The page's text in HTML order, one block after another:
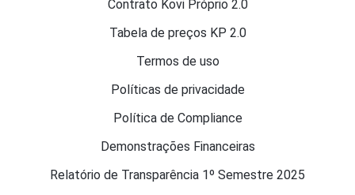
Contrato Kovi Próprio 2.0
Tabela de preços KP 2.0
Termos de uso
Políticas de privacidade
Política de Compliance
Demonstrações Financeiras
Relatório de Transparência 1º Semestre 2025